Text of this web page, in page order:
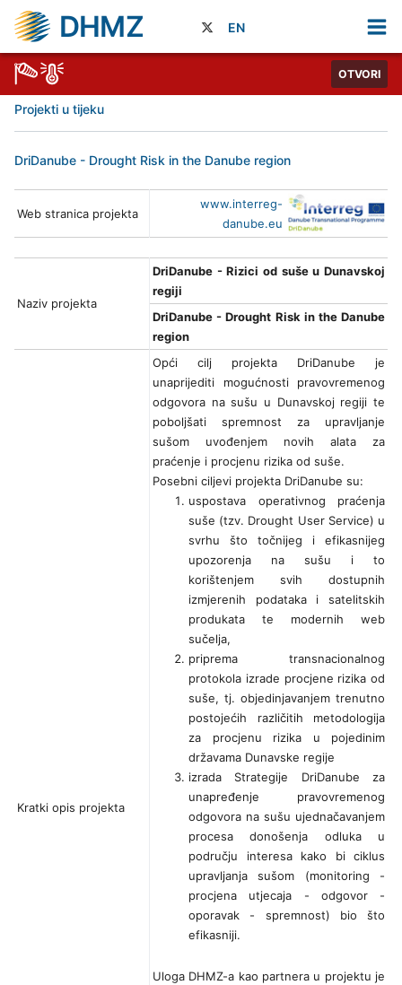
DHMZ EN
OTVORI
Projekti u tijeku
DriDanube - Drought Risk in the Danube region
Web stranica projekta
www.interreg-
danube.eu
Naziv projekta
DriDanube - Rizici od suše u Dunavskoj
regiji
DriDanube - Drought Risk in the Danube
region
Kratki opis projekta
Opći cilj projekta DriDanube je
unaprijediti mogućnosti pravovremenog
odgovora na sušu u Dunavskoj regiji te
poboljšati spremnost za upravljanje
sušom uvođenjem novih alata za
praćenje i procjenu rizika od suše.
Posebni ciljevi projekta DriDanube su:
uspostava operativnog praćenja
suše (tzv. Drought User Service) u
svrhu što točnijeg i efikasnijeg
upozorenja na sušu i to
korištenjem svih dostupnih
izmjerenih podataka i satelitskih
produkata te modernih web
sučelja,
priprema transnacionalnog
protokola izrade procjene rizika od
suše, tj. objedinjavanjem trenutno
postojećih različitih metodologija
za procjenu rizika u pojedinim
državama Dunavske regije
izrada Strategije DriDanube za
unapređenje pravovremenog
odgovora na sušu ujednačavanjem
procesa donošenja odluka u
području interesa kako bi ciklus
upravljanja sušom (monitoring -
procjena utjecaja - odgovor -
oporavak - spremnost) bio što
efikasniji.
Uloga DHMZ-a kao partnera u projektu je